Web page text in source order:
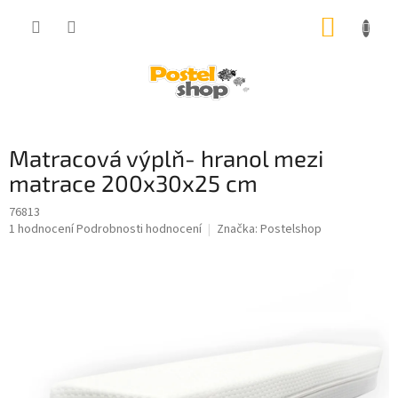
Matracová výplň- hranol mezi
matrace 200x30x25 cm
76813
Průměrné
1 hodnoceníPodrobnosti hodnocení Značka: Postelshop